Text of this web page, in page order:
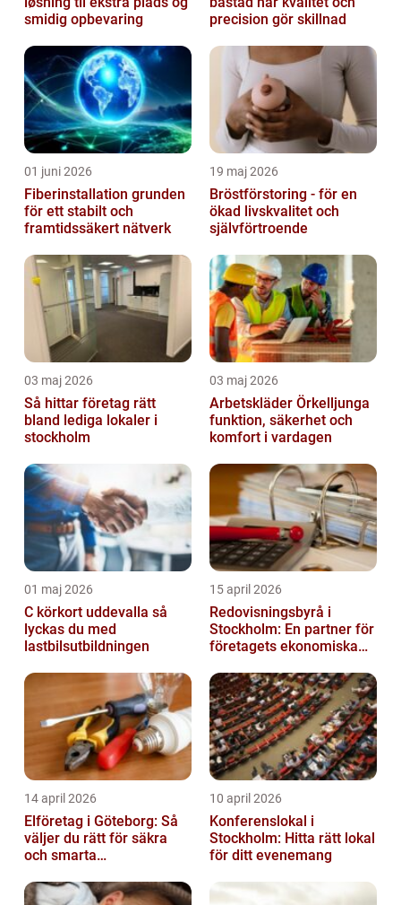
smidig opbevaring
precision gör skillnad
01 juni 2026
Fiberinstallation grunden
för ett stabilt och
framtidssäkert nätverk
19 maj 2026
Bröstförstoring - för en
ökad livskvalitet och
självförtroende
03 maj 2026
Så hittar företag rätt
bland lediga lokaler i
stockholm
03 maj 2026
Arbetskläder Örkelljunga
funktion, säkerhet och
komfort i vardagen
01 maj 2026
C körkort uddevalla så
lyckas du med
lastbilsutbildningen
15 april 2026
Redovisningsbyrå i
Stockholm: En partner för
företagets ekonomiska
14 april 2026
Elföretag i Göteborg: Så
väljer du rätt för säkra
och smarta
10 april 2026
Konferenslokal i
Stockholm: Hitta rätt lokal
för ditt evenemang